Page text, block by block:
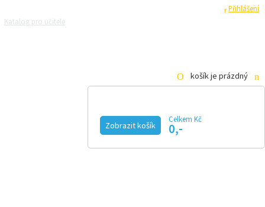
Přihlášení
Katalog pro učitele
košík je prázdný
Zobrazit košík
Celkem Kč
0,-
CHEMIK